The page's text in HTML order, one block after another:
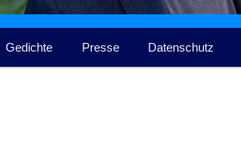
Gedichte Presse Datenschutz